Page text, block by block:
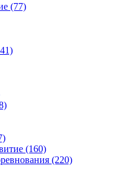
(77)
(160)
(220)